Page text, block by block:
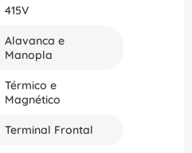
415V
Alavanca e
Manopla
Térmico e
Magnético
Terminal Frontal